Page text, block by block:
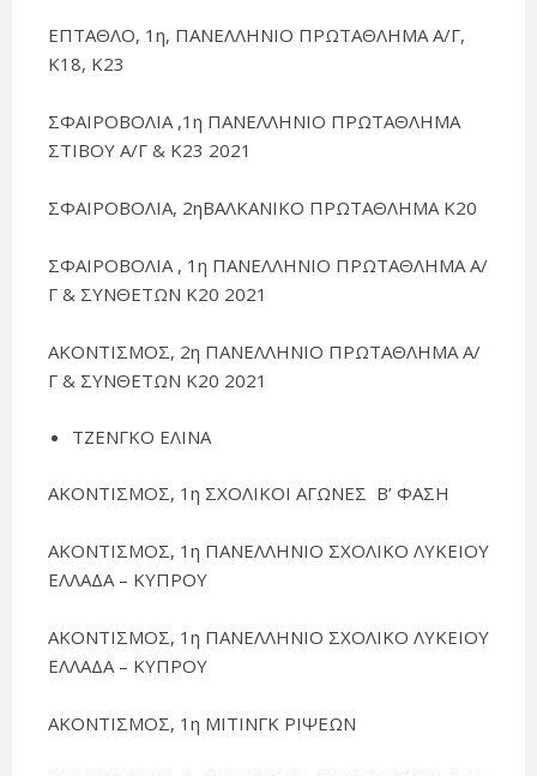
ΕΠΤΑΘΛΟ, 1η, ΠΑΝΕΛΛΗΝΙΟ ΠΡΩΤΑΘΛΗΜΑ Α/Γ,
Κ18, Κ23
ΣΦΑΙΡΟΒΟΛΙΑ ,1η ΠΑΝΕΛΛΗΝΙΟ ΠΡΩΤΑΘΛΗΜΑ
ΣΤΙΒΟΥ Α/Γ & Κ23 2021
ΣΦΑΙΡΟΒΟΛΙΑ, 2ηΒΑΛΚΑΝΙΚΟ ΠΡΩΤΑΘΛΗΜΑ Κ20
ΣΦΑΙΡΟΒΟΛΙΑ , 1η ΠΑΝΕΛΛΗΝΙΟ ΠΡΩΤΑΘΛΗΜΑ Α/
Γ & ΣΥΝΘΕΤΩΝ Κ20 2021
ΑΚΟΝΤΙΣΜΟΣ, 2η ΠΑΝΕΛΛΗΝΙΟ ΠΡΩΤΑΘΛΗΜΑ Α/
Γ & ΣΥΝΘΕΤΩΝ Κ20 2021
ΤΖΕΝΓΚΟ ΕΛΙΝΑ
ΑΚΟΝΤΙΣΜΟΣ, 1η ΣΧΟΛΙΚΟΙ ΑΓΩΝΕΣ Β’ ΦΑΣΗ
ΑΚΟΝΤΙΣΜΟΣ, 1η ΠΑΝΕΛΛΗΝΙΟ ΣΧΟΛΙΚΟ ΛΥΚΕΙΟΥ
ΕΛΛΑΔΑ – ΚΥΠΡΟΥ
ΑΚΟΝΤΙΣΜΟΣ, 1η ΠΑΝΕΛΛΗΝΙΟ ΣΧΟΛΙΚΟ ΛΥΚΕΙΟΥ
ΕΛΛΑΔΑ – ΚΥΠΡΟΥ
ΑΚΟΝΤΙΣΜΟΣ, 1η ΜΙΤΙΝΓΚ ΡΙΨΕΩΝ